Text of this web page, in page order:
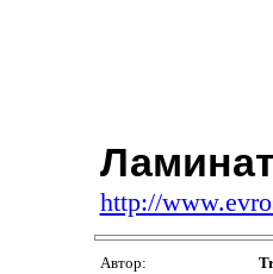
http://
Автор: